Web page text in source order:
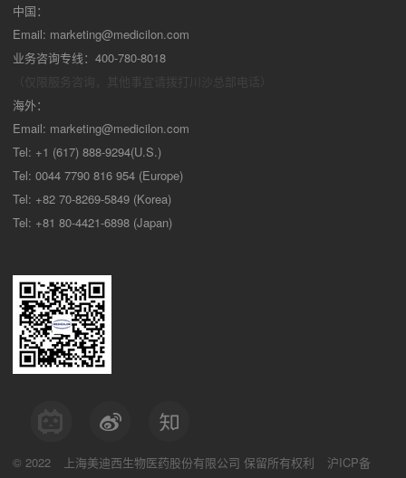
中国：
Email: marketing@medicilon.com
业务咨询专线：400-780-8018
海外：
Email: marketing@medicilon.com
Tel: +1 (617) 888-9294(U.S.)
Tel: 0044 7790 816 954 (Europe)
Tel: +82 70-8269-5849 (Korea)
Tel: +81 80-4421-6898 (Japan)
© 2022 上海美迪西生物医药股份有限公司 保留所有权利
沪ICP备